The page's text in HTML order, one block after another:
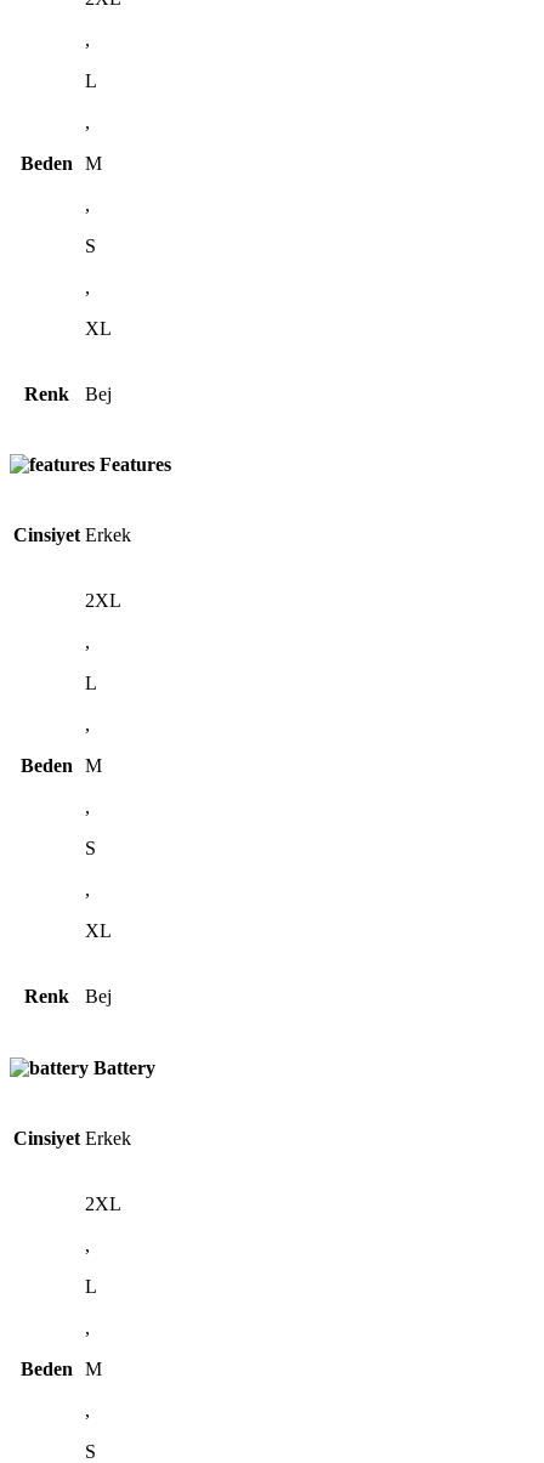
Beden
,
L
,
M
,
S
,
XL
Renk Bej
Features
Cinsiyet Erkek
Beden
2XL
,
L
,
M
,
S
,
XL
Renk Bej
Battery
Cinsiyet Erkek
Beden
2XL
,
L
,
M
,
S